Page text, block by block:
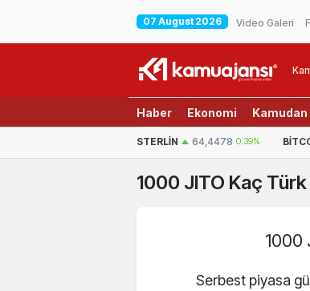
07 August 2026 Video Galeri
Haber Ekonomi
STERLIN 64,4478 0.39%
1000 JITO Kaç Türk
1000
Serbest piyasa